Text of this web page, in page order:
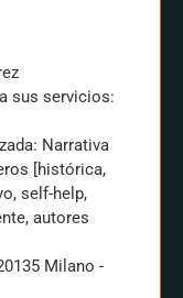
sus servicios:
Narrativa
[histórica,
self-help,
autores
Milano -